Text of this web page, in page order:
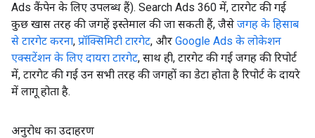
Ads कैंपेन के लिए उपलब्ध हैं). Search Ads 360 में, टारगेट की गई
कुछ खास तरह की जगहें इस्तेमाल की जा सकती हैं, जैसे जगह के हिसाब
से टारगेट करना, प्रॉक्सिमिटी टारगेट, और Google Ads के लोकेशन
एक्सटेंशन के लिए दायरा टारगेट, साथ ही, टारगेट की गई जगह की रिपोर्ट
में, टारगेट की गई उन सभी तरह की जगहों का डेटा होता है रिपोर्ट के दायरे
में लागू होता है.
अनुरोध का उदाहरण